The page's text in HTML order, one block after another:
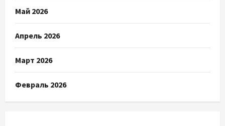
Май 2026
Апрель 2026
Март 2026
Февраль 2026